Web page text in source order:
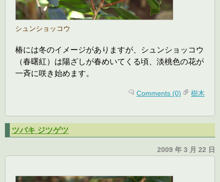
シュンショッコウ
椿には冬のイメージがありますが、シュンショッコウ
（春曙紅）は陽ざしが春めいてくる頃、淡桃色の花が
一斉に咲き始めます。
Comments (0) 樹木
ツバキ ジツゲツ
2009 年 3 月 22 日